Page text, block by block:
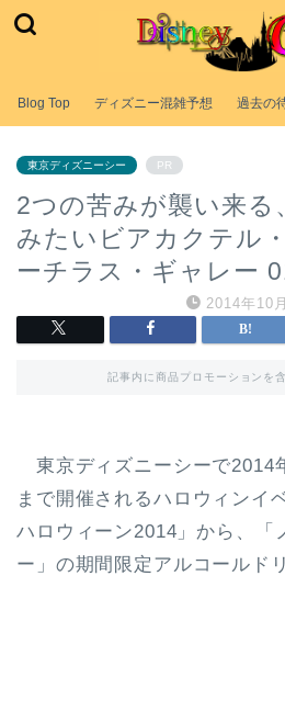
Blog Top ディズニー混雑予想 過去の
東京ディズニーシー PR
2つの苦みが襲い来る
みたいビアカクテル
ーチラス・ギャレー
2014年10
記事内に商品プロモーションを
東京ディズニーシーで2014
まで開催されるハロウィンイ
ハロウィーン2014」から、「
ー」の期間限定アルコールド